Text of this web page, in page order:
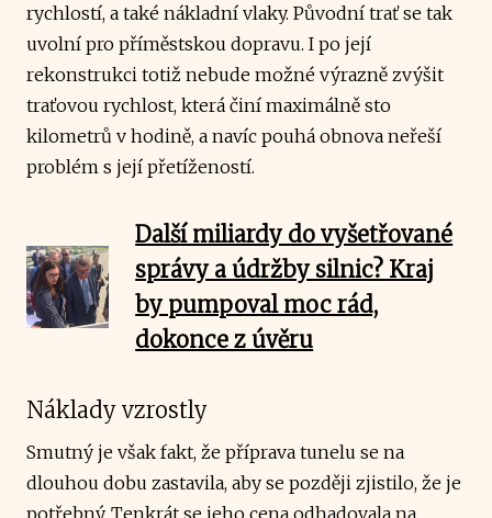
rychlostí, a také nákladní vlaky. Původní trať se tak
uvolní pro příměstskou dopravu. I po její
rekonstrukci totiž nebude možné výrazně zvýšit
traťovou rychlost, která činí maximálně sto
kilometrů v hodině, a navíc pouhá obnova neřeší
problém s její přetížeností.
Další miliardy do vyšetřované
správy a údržby silnic? Kraj
by pumpoval moc rád,
dokonce z úvěru
Náklady vzrostly
Smutný je však fakt, že příprava tunelu se na
dlouhou dobu zastavila, aby se později zjistilo, že je
potřebný. Tenkrát se jeho cena odhadovala na